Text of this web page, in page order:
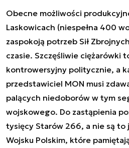
Obecne możliwości
Laskowicach (niespełna 400
zaspokoją potrzeb Sił
czasie. Szczęśliwie ciężarówki
kontrowersyjny politycznie, a
przedstawiciel MON musi
palących niedoborów w tym
wojskowego. Do zastąpienia
tysięcy Starów 266, a nie są to
Wojsku Polskim, które